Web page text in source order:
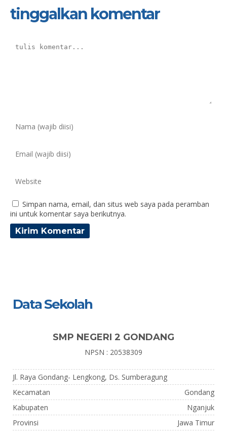
tinggalkan komentar
Simpan nama, email, dan situs web saya pada peramban
ini untuk komentar saya berikutnya.
Data Sekolah
SMP NEGERI 2 GONDANG
NPSN : 20538309
Jl. Raya Gondang- Lengkong, Ds. Sumberagung
Kecamatan
Gondang
Kabupaten
Nganjuk
Provinsi
Jawa Timur